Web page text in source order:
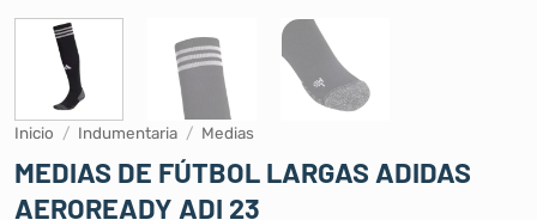
Inicio / Indumentaria / Medias
MEDIAS DE FÚTBOL LARGAS ADIDAS
AEROREADY ADI 23